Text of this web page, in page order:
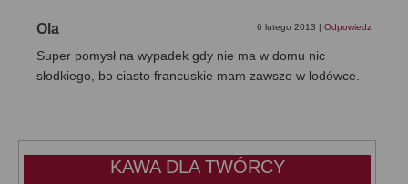
Ola 6 lutego 2013 Odpowiedz
Super pomysł na wypadek gdy nie ma w domu nic
słodkiego, bo ciasto francuskie mam zawsze w lodówce.
KAWA DLA TWÓRCY